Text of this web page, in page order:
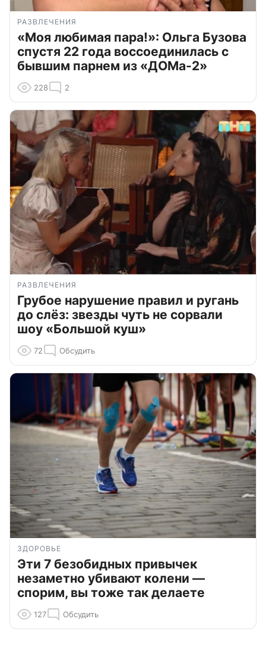
РАЗВЛЕЧЕНИЯ
«Моя любимая пара!»: Ольга Бузова
спустя 22 года воссоединилась с
бывшим парнем из «ДОМа-2»
228 2
РАЗВЛЕЧЕНИЯ
Грубое нарушение правил и ругань
до слёз: звезды чуть не сорвали
шоу «Большой куш»
72 Обсудить
ЗДОРОВЬЕ
Эти 7 безобидных привычек
незаметно убивают колени —
спорим, вы тоже так делаете
127 Обсудить